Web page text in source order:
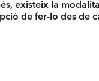
existeix la
de fer-lo des de